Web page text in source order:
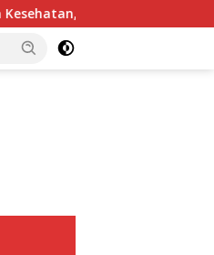
Dipadati Warga